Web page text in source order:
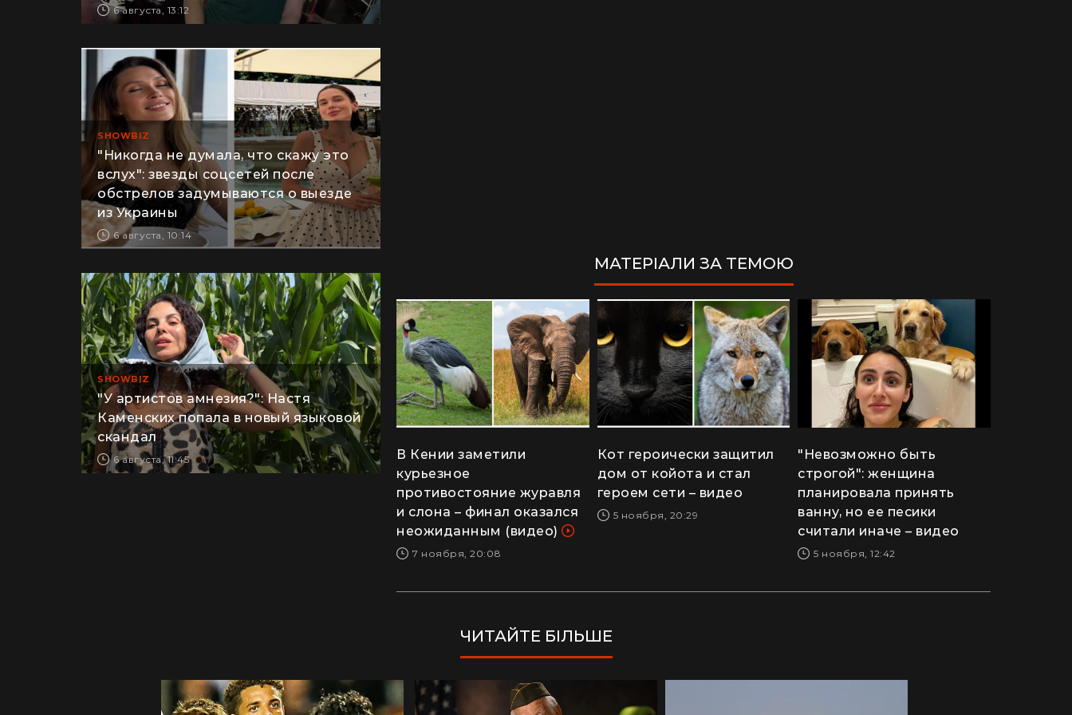
прямом эфире (фото)
6 августа, 13:12
SHOWBIZ
"Никогда не думала, что скажу это
вслух": звезды соцсетей после
обстрелов задумываются о выезде
из Украины
6 августа, 10:14
SHOWBIZ
"У артистов амнезия?": Настя
Каменских попала в новый языковой
скандал
6 августа, 11:45
МАТЕРІАЛИ ЗА ТЕМОЮ
В Кении заметили
курьезное
противостояние журавля
и слона – финал оказался
неожиданным (видео)
7 ноября, 20:08
Кот героически защитил
дом от койота и стал
героем сети – видео
5 ноября, 20:29
"Невозможно быть
строгой": женщина
планировала принять
ванну, но ее песики
считали иначе – видео
5 ноября, 12:42
ЧИТАЙТЕ БІЛЬШЕ